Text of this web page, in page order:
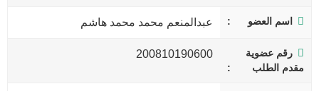
اسم العضو عبدالمنعم محمد محمد هاشم
رقم عضوية
مقدم الطلب
200810190600